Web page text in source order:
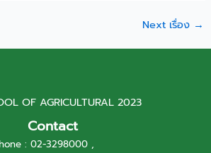
Next เรื่อง →
OF AGRICULTURAL 2023
Contact
: 02-3298000 ,